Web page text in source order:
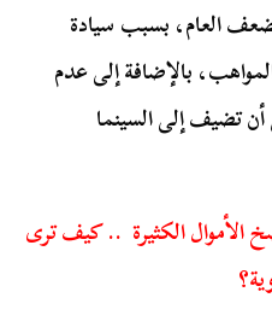
العام، بسبب سيادة
بالإضافة إلى عدم
تضيف إلى السينما
الأموال الكثيرة .. كيف ترى